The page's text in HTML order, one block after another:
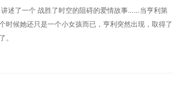
述了一个 战胜了时空的阻碍的爱情故事……当亨利第
时候她还只是一个小女孩而已，亨利突然出现，取得了
。